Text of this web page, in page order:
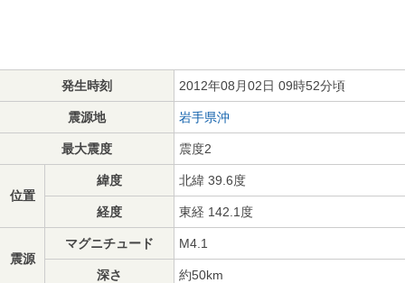
発生時刻 2012年08月02日 09時52分頃
震源地 岩手県沖
最大震度 震度2
位置
緯度 北緯 39.6度
経度 東経 142.1度
震源
マグニチュード M4.1
深さ 約50km